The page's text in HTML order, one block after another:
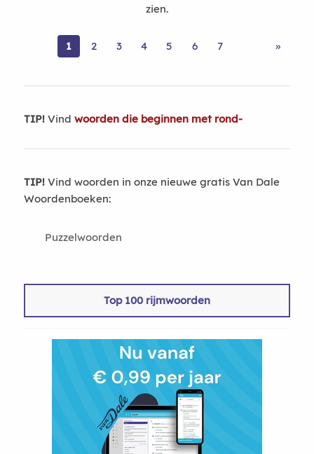
zien.
1 2 3 4 5 6 7 »
TIP!Vind woorden die beginnen met rond-
TIP!Vind woorden in onze nieuwe gratis Van Dale
Woordenboeken:
Puzzelwoorden
Top 100 rijmwoorden